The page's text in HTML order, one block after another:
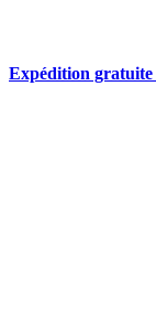
Expédition gratuite